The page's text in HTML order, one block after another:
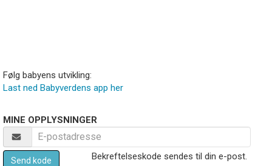
Følg babyens utvikling:
Last ned Babyverdens app her
MINE OPPLYSNINGER
Send kode Bekreftelseskode sendes til din e-post.